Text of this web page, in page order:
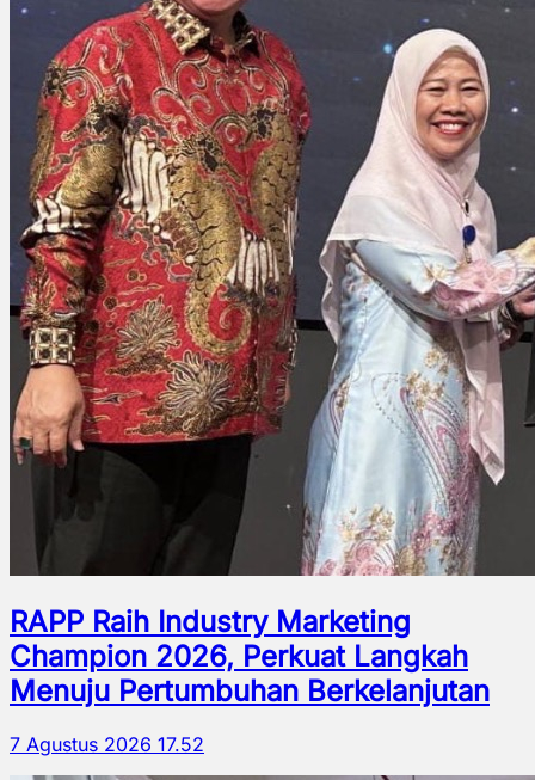
RAPP Raih Industry Marketing
Champion 2026, Perkuat Langkah
Menuju Pertumbuhan Berkelanjutan
7 Agustus 2026 17.52